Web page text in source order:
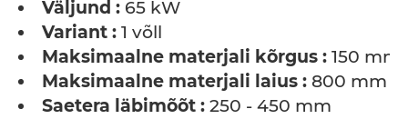
Väljund : 65 kW
Variant : 1 võll
Maksimaalne materjali kõrgus : 150 mm
Maksimaalne materjali laius : 800 mm
Saetera läbimõõt : 250 - 450 mm